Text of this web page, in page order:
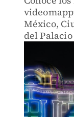
México,
del